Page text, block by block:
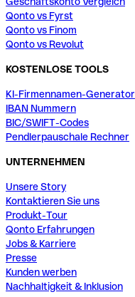
Qonto vs Fyrst
Qonto vs Finom
Qonto vs Revolut
KOSTENLOSE TOOLS
KI-Firmennamen-Generator
IBAN Nummern
BIC/SWIFT-Codes
Pendlerpauschale Rechner
UNTERNEHMEN
Unsere Story
Kontaktieren Sie uns
Produkt-Tour
Qonto Erfahrungen
Jobs & Karriere
Presse
Kunden werben
Nachhaltigkeit & Inklusion